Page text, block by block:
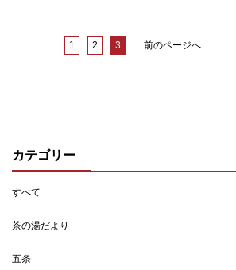
カテゴリー
すべて
茶の湯だより
五条
前のページへ
1 2 3